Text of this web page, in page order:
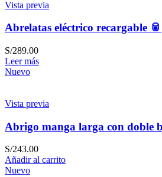
Vista previa
Abrelatas eléctrico recargable 🥫
S/289.00
Leer más
Nuevo
Vista previa
Abrigo manga larga con doble
S/243.00
Añadir al carrito
Nuevo